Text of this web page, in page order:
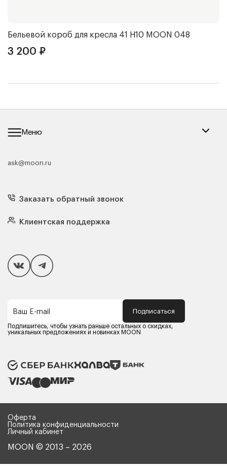
Бельевой короб для кресла 41 Н10 MOON 048
3 200 ₽
Меню
Каталог мебели
Кресла
Матрасы
Подушки
Чехлы и наматрасники
Покупателям
Способы оплаты
Компания MOON
Оферта
Политика конфиденциальности
Карьера в MOON
ask@moon.ru
Заказать обратный звонок
Клиентская поддержка
Ваш E-mail Подписаться
Подпишитесь, чтобы узнать раньше остальных о скидках,
уникальных предложениях и новинках MOON
MOON © 2013 – 2026
Оферта
Политика конфиденциальности
Личный кабинет